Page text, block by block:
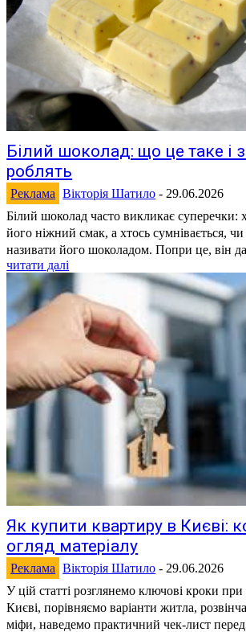
Білий шоколад: що це таке і
роблять
Реклама Вікторія Шатило - 29.06.2026
Білий шоколад часто викликає суперечки:
його ніжний смак, а хтось сумнівається,
називати його шоколадом. Попри це, він
читати далі
Як купити квартиру в Києві:
огляд матеріалу
Реклама Вікторія Шатило - 29.06.2026
У цій статті розглянемо ключові кроки при
Києві, порівняємо варіанти житла,
міфи, наведемо практичний чек-лист